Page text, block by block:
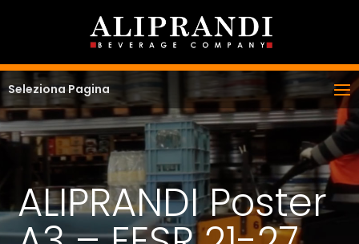
Seleziona Pagina
ALIPRANDI Poster